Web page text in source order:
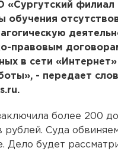
«Сургутский филиал
правовым
в сети
- передает
более 200
Суда
Дело будет